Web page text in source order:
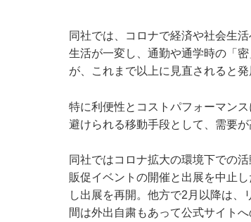
同社では、コロナで経済や社会生
生活が一変し、通勤や通学時の「
が、これまで以上に見直されると発
特に利便性とコストパフォーマン
避けられる移動手段として、需要が
同社ではコロナ拡大の環境下での
販促イベントの開催と出展を中止
し出展を再開。他方で2月以降は
間は外出自粛もあって公式サイト